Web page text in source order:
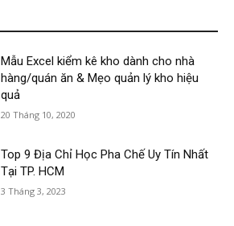
Mẫu Excel kiểm kê kho dành cho nhà
hàng/quán ăn & Mẹo quản lý kho hiệu
quả
20 Tháng 10, 2020
Top 9 Địa Chỉ Học Pha Chế Uy Tín Nhất
Tại TP. HCM
3 Tháng 3, 2023